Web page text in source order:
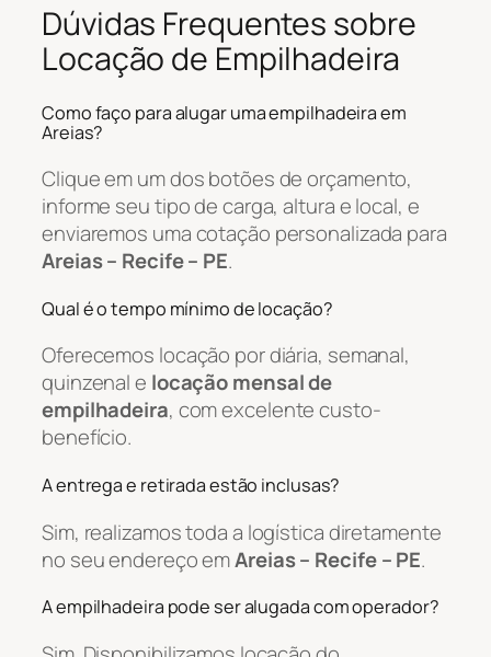
Dúvidas Frequentes sobre
Locação de Empilhadeira
Como faço para alugar uma empilhadeira em
Areias?
Clique em um dos botões de orçamento,
informe seu tipo de carga, altura e local, e
enviaremos uma cotação personalizada para
Areias – Recife – PE.
Qual é o tempo mínimo de locação?
Oferecemos locação por diária, semanal,
quinzenal e locação mensal de
empilhadeira, com excelente custo-
benefício.
A entrega e retirada estão inclusas?
Sim, realizamos toda a logística diretamente
no seu endereço emAreias – Recife – PE.
A empilhadeira pode ser alugada com operador?